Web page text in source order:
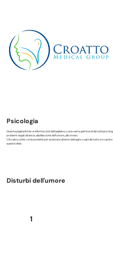
Psicologia
Questa pagina fornisce informazioni dettagliate su una vasta gamma di disturbi
problemi legati all'ansia, alla flessione dell’umore, allo stress.
Cliccate sui link corrispondenti per esplorare ulteriori dettagli su ogni disturbo e
queste sfide.
Disturbi dell'umore
1